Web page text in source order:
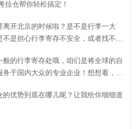
拉仓帮你轻松搞定！
开北京的时候啦？是不是行李一大
是担心行李寄存不安全，或者找不到
之忧！
般的行李寄存处哦，咱们是将全球的自
于国内大众的专业企业！想想看，那
！优势到底在哪儿呢？让我给你细细道